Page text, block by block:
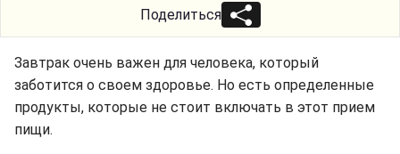
Поделиться
Завтрак очень важен для человека, который
заботится о своем здоровье. Но есть определенные
продукты, которые не стоит включать в этот прием
пищи.